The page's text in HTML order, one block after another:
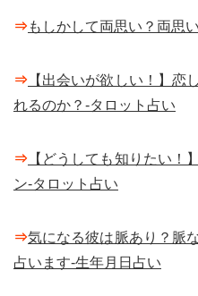
⇒もしかして両思い？両思
⇒ 【出会いが欲しい！】恋
れるのか？-タロット占い
⇒ 【どうしても知りたい！
ン-タロット占い
⇒気になる彼は脈あり？脈
占います-生年月日占い